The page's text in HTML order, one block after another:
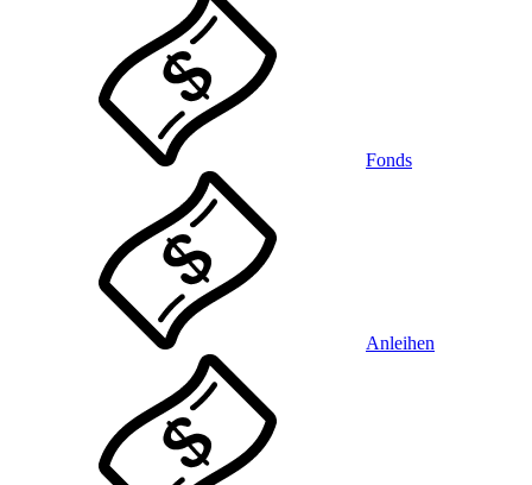
Fonds
Anleihen